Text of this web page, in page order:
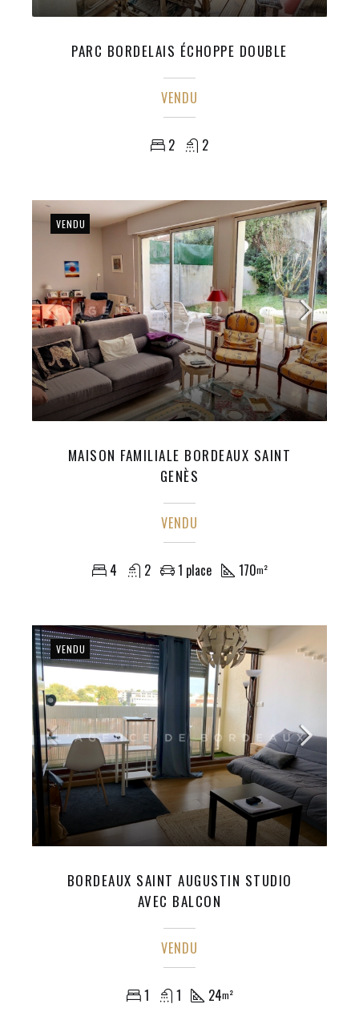
PARC BORDELAIS ÉCHOPPE DOUBLE
VENDU
2 2
VENDU
MAISON FAMILIALE BORDEAUX SAINT
GENÈS
VENDU
4 2 1 place 170m²
VENDU
BORDEAUX SAINT AUGUSTIN STUDIO
AVEC BALCON
VENDU
1 1 24m²